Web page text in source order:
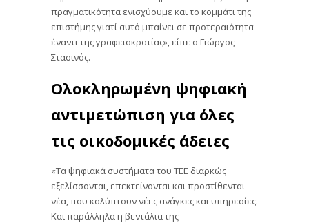
πραγματικότητα ενισχύουμε και το κομμάτι της
επιστήμης γιατί αυτό μπαίνει σε προτεραιότητα
έναντι της γραφειοκρατίας», είπε ο Γιώργος
Στασινός.
Ολοκληρωμένη ψηφιακή
αντιμετώπιση για όλες
τις οικοδομικές άδειες
«Τα ψηφιακά συστήματα του ΤΕΕ διαρκώς
εξελίσσονται, επεκτείνονται και προστίθενται
νέα, που καλύπτουν νέες ανάγκες και υπηρεσίες.
Και παράλληλα η βεντάλια της